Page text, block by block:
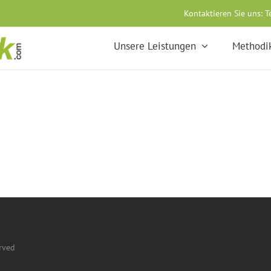
Kontaktieren Sie uns:
Unsere Leistungen